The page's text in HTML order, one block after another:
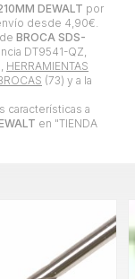
DEWALT por
desde 4,90€
BROCA SDS-
DT9541-QZ,
HERRAMIENTAS
(73) y a la
características a
en "TIENDA